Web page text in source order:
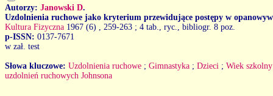
Autorzy: Janowski D.
Uzdolnienia ruchowe jako kryterium przewidujące postępy w
Kultura Fizyczna 1967 (6)
, 259-263 ; 4 tab., ryc., bibliogr. 8 poz.
p-ISSN: 0137-7671
w zał. test
Słowa kluczowe: Uzdolnienia ruchowe ; Gimnastyka ; Dzieci ; Wiek szkolny
uzdolnień ruchowych Johnsona